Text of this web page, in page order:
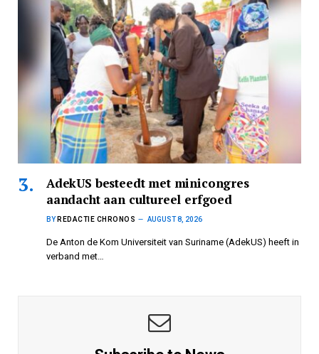
AdekUS besteedt met minicongres
aandacht aan cultureel erfgoed
BY REDACTIE CHRONOS AUGUST 8, 2026
De Anton de Kom Universiteit van Suriname (AdekUS) heeft in
verband met…